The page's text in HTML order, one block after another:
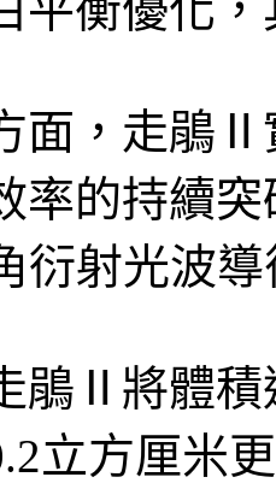
面，走鵑Ⅱ
率的持續
衍射光波
鵑Ⅱ將體積
立方厘米